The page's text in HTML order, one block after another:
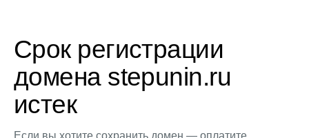
Срок регистрации
домена stepunin.ru
истек
Если вы хотите сохранить домен — оплатите